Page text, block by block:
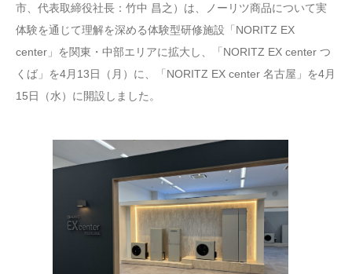
市、代表取締役社長：竹中 昌之）は、ノーリツ商品について実
体験を通じて理解を深める体験型研修施設「NORITZ EX
center」を関東・中部エリアに拡大し、「NORITZ EX center つ
くば」を4月13日（月）に、「NORITZ EX center 名古屋」を4月
15日（水）に開設しました。